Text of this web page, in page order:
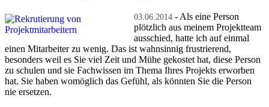
03.06.2014 - Als eine Person
plötzlich aus meinem Projektteam
ausschied, hatte ich auf einmal
einen Mitarbeiter zu wenig. Das ist wahnsinnig frustrierend,
besonders weil es Sie viel Zeit und Mühe gekostet hat, diese Person
zu schulen und sie Fachwissen im Thema Ihres Projekts erworben
hat. Sie haben womöglich das Gefühl, als könnten Sie die Person
nie ersetzen.